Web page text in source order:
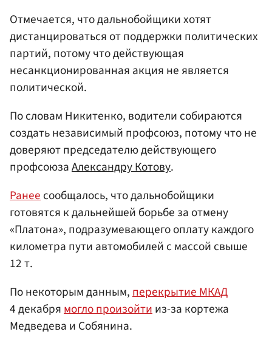
Отмечается, что дальнобойщики хотят
дистанцироваться от поддержки политических
партий, потому что действующая
несанкционированная акция не является
политической.
По словам Никитенко, водители собираются
создать независимый профсоюз, потому что не
доверяют председателю действующего
профсоюзаАлександру Котову.
Ранеесообщалось, что дальнобойщики
готовятся к дальнейшей борьбе за отмену
«Платона», подразумевающего оплату каждого
километра пути автомобилей с массой свыше
12 т.
По некоторым данным,перекрытие МКАД
4 декабрямогло произойтииз-за кортежа
Медведева и Собянина.